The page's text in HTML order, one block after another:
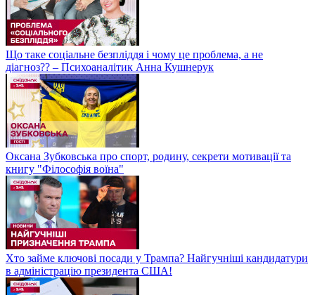
Що таке соціальне безпліддя і чому це проблема, а не
діагноз?? – Психоаналітик Анна Кушнерук
Оксана Зубковська про спорт, родину, секрети мотивації та
книгу "Філософія воїна"
Хто займе ключові посади у Трампа? Найгучніші кандидатури
в адміністрацію президента США!